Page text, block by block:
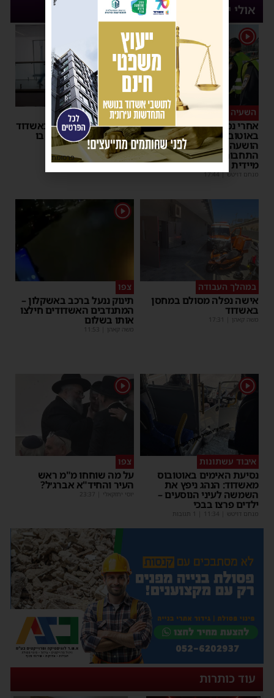
אולי יעניין אותך
1
השעיה מיידית
אחרי נסיעת האימים
באוטובוס מאשדוד: הנהג
הושעה מתפקידו – משרד
התחבורה הורה על בדיקה
מיידית
מנחם דויטש |
17:44
ליבו שב לפעום
אדם התמוטט בביתו באשדוד
– כוחות ההצלה ביצעו בו
פעולות החייאה
מנחם דויטש 17:35
במהלך העבודה
אישה נפלה מסולם במחסן
באשדוד
משה קאהן 17:31
1
צפו
תינוק ננעל ברכב באשקלון –
המתנדבים האשדודים חילצו
אותו בשלום
משה קאהן 11:53
1
איבוד עשתונות
נסיעת האימים באוטובוס
מאשדוד: הנהג ניפץ את
השמשה לעיני הנוסעים –
ילדים פרצו בבכי
מנחם דויטש 11:34
1
צפו
על מה שוחחו מ"מ ראש
העיר והחיד"א אברג׳ל?
יוסי יחזקאלי 23:37
עוד כותרות
פרסומת